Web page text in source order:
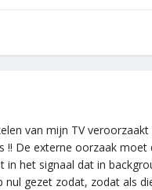
van mijn TV
De externe oorzaak moet
het signaal dat in
gezet zodat, zodat als